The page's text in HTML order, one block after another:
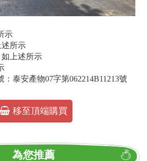
示
所示
上述所示
泰安產物07字第062214B11213號
移至頂端購買
為您推薦